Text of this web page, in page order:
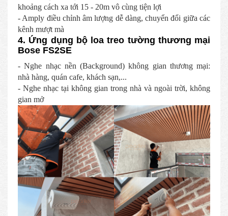
khoảng cách xa tới 15 - 20m vô cùng tiện lợi
- Amply điều chỉnh âm lượng dễ dàng, chuyển đổi giữa các
kênh mượt mà
4. Ứng dụng bộ loa treo tường thương mại
Bose FS2SE
- Nghe nhạc nền (Background) không gian thương mại:
nhà hàng, quán cafe, khách sạn,...
- Nghe nhạc tại không gian trong nhà và ngoài trời, không
gian mở